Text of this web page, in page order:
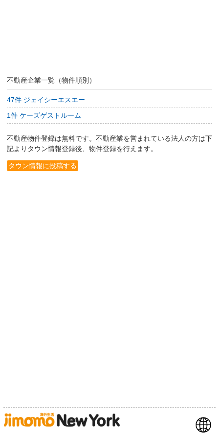
不動産企業一覧（物件順別）
47件 ジェイシーエスエー
1件 ケーズゲストルーム
不動産物件登録は無料です。不動産業を営まれている法人の方は下
記よりタウン情報登録後、物件登録を行えます。
タウン情報に投稿する